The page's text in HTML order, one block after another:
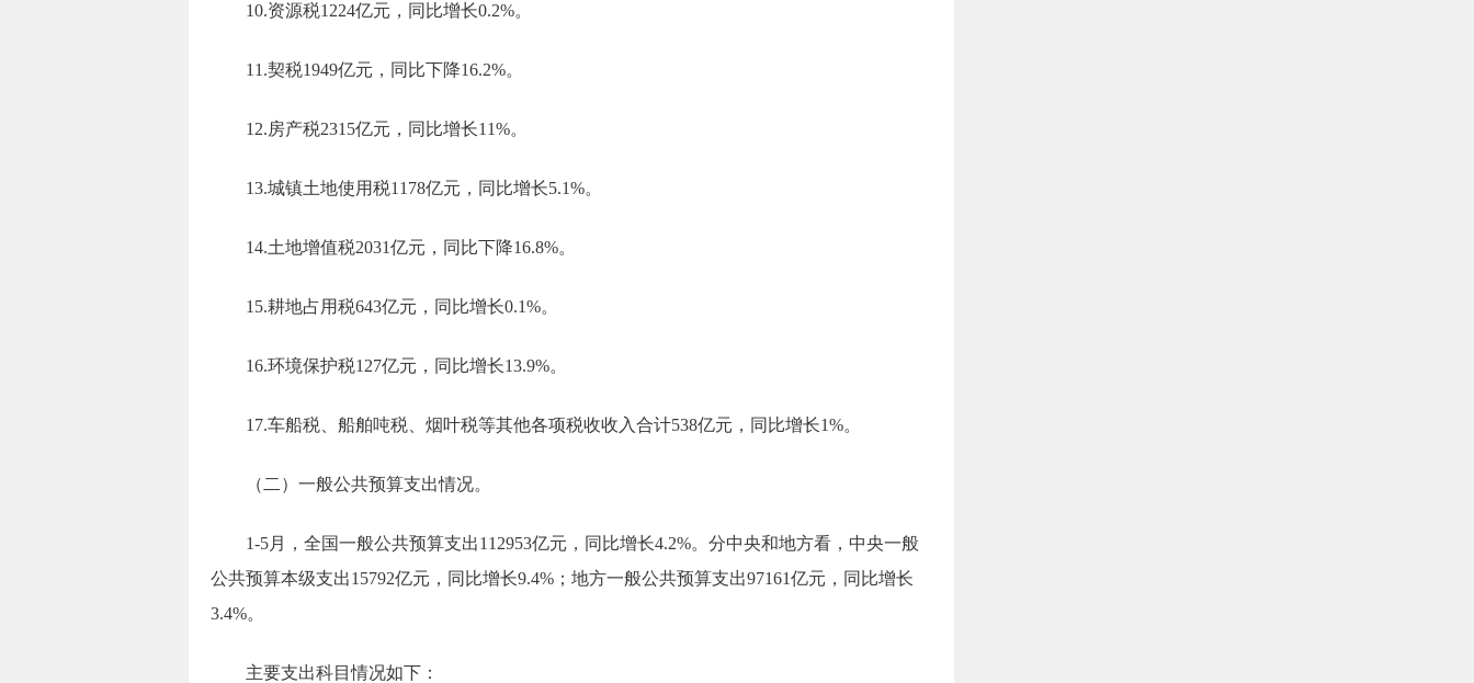
10.资源税1224亿元， 同比增长0.2%。
11.契税1949亿元， 同比下降16.2%。
12.房产税2315亿元， 同比增长11%。
13.城镇土地使用税1178亿元， 同比增长5.1%。
14.土地增值税2031亿元， 同比下降16.8%。
15.耕地占用税643亿元， 同比增长0.1%。
16.环境保护税127亿元， 同比增长13.9%。
1 7.车船税、船舶吨税、烟叶税等其他各项税收收入合计538亿元， 同比增长1%。
（二）一般公共预算支出情况。
1-5月 ， 全国一般公共预算支出112953亿元， 同比增长4.2%。 分中央和地方看， 中央一般
公共预算本级支出15792亿元， 同比增长9.4%；地方一般公共预算支出97161亿元， 同比增长
3.4%。
主要支出科目情况如下：